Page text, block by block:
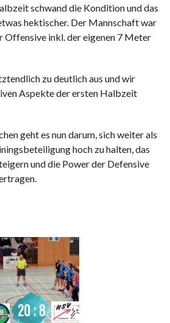
schwand die Kondition und das
hektischer. Der Mannschaft war
Offensive inkl. der eigenen 7 Meter
zu deutlich aus und wir
Aspekte der ersten Halbzeit
geht es nun darum, sich weiter als
hoch zu halten, das
und die Power der Defensive